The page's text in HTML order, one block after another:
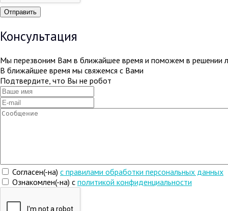
Консультация
Мы перезвоним Вам в ближайшее время и поможем в решении
В ближайшее время мы свяжемся с Вами
Подтвердите, что Вы не робот
Согласен(-на) c правилами обработки персональных данных
Ознакомлен(-на) с политикой конфиденциальности